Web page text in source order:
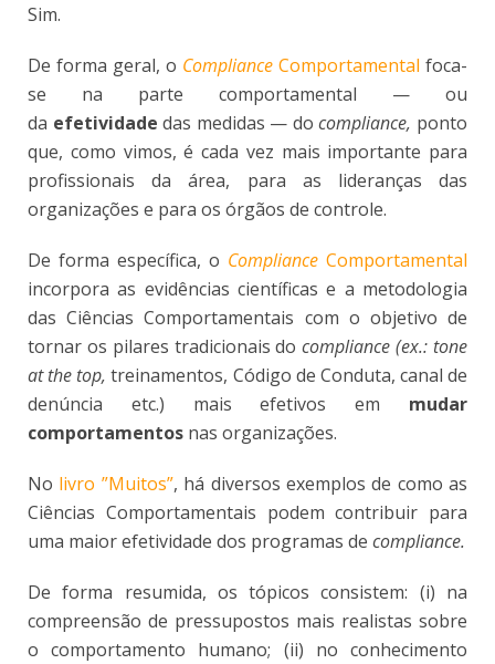
Sim.
De forma geral, o Compliance Comportamental foca-
se na parte comportamental — ou
da efetividadedas medidas — docompliance, ponto
que, como vimos, é cada vez mais importante para
profissionais da área, para as lideranças das
organizações e para os órgãos de controle.
De forma específica, o Compliance Comportamental
incorpora as evidências científicas e a metodologia
das Ciências Comportamentais com o objetivo de
tornar os pilares tradicionais docompliance (ex.: tone
at the top, treinamentos, Código de Conduta, canal de
denúncia etc.) mais efetivos em mudar
comportamentos nas organizações.
No livro ”Muitos”, há diversos exemplos de como as
Ciências Comportamentais podem contribuir para
uma maior efetividade dos programas de compliance.
De forma resumida, os tópicos consistem: (i) na
compreensão de pressupostos mais realistas sobre
o comportamento humano; (ii) no conhecimento